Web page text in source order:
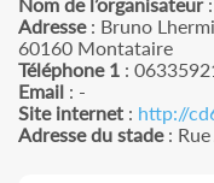
Adresse: Bruno
60160 Montataire
Téléphone 1 :
Email : -
Site internet : http://
Adresse du stade: Rue